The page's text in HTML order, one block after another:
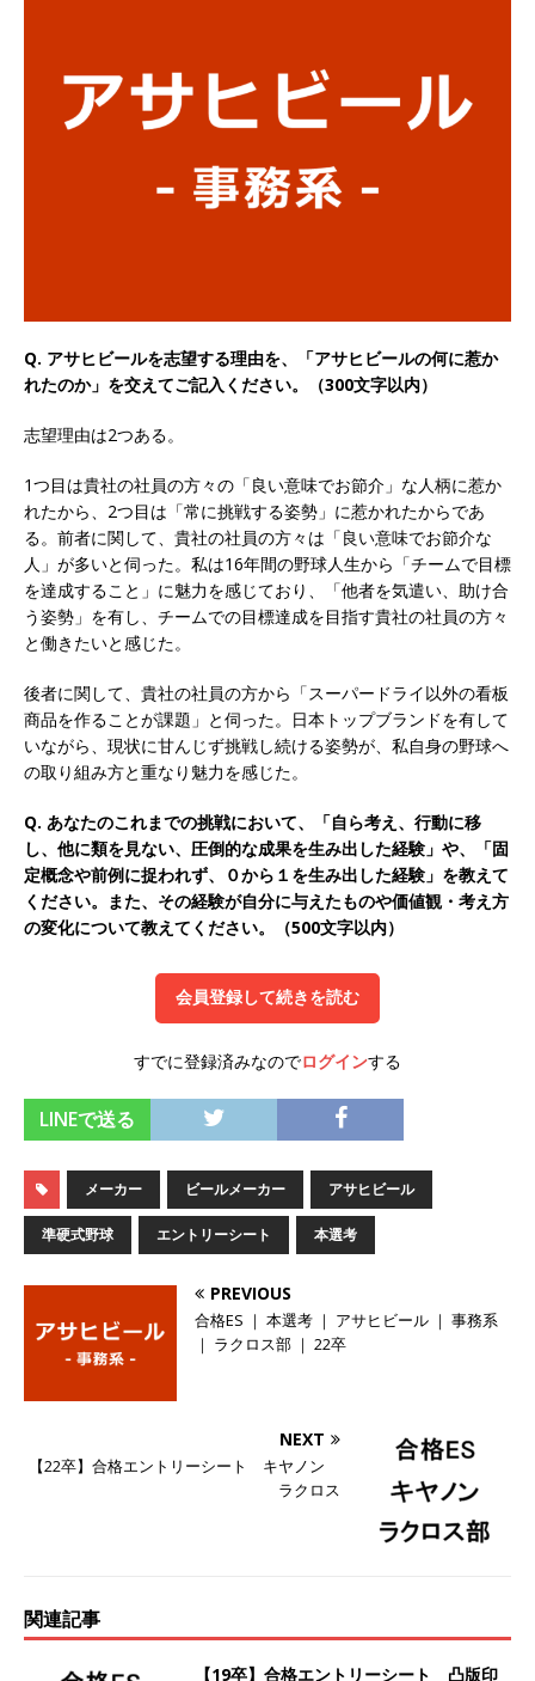
メーカー ｜ 9期連続の最高益・11期連続の10%
以上営業増益を達成 ｜ プライム上場 ｜ カプコン
[ 2026年5月15日 ] 【 28卒 ｜ 早期選考直結型の
体育会積極採用企業
[ 2026年5月15日 ]
【 28卒 ｜ インターンシップ
グループ企業 ｜ 日本トップレベルの企業へ幅広
いコンサルを行う ｜ スタートアップの成長性×
大手グループとしての安定性バツグン ｜ 年収
500万スタート ｜ 土日祝休み ｜ 東京勤務 ｜ ク
業
[ 2026年5月14日 ] 【 28卒 ｜ ES自動合格!! 】選
考直結説明会｜文理不問 ｜ 世界中のシェア約
レフ大手メーカー全てと取引する国内トップシェ
アのマグネシウム部品製造メーカー ｜ 賞与前年
度実績6.5ヵ月・平均6ヶ月以上 ｜ ミツワ電機工
[ 2026年5月14日 ] 【 28卒 ｜ 書類選考自動合
とも取引多数!! ｜ 30歳までは個人の成績に関わ
らず昇給を約束 ｜ ソーゴー
体育会積極採用
企業
[ 2026年5月14日 ] 【 28卒 】 NTTドコモグルー
プと電通グループの傘下 ｜ 初任給40万 ｜ 人よ
り速く、高い成長を求める人には超魅力的な挑戦
[ 2026年5月14日 ] 【 28卒 ｜ 体験型インターン
シップ 】スタンダード上場 ｜ 業界No.1 企業医
Q. アサヒビールを志望する理由を、「アサヒビールの何に惹か
れたのか」を交えてご記入ください。（300文字以内）
志望理由は2つある。
1つ目は貴社の社員の方々の「良い意味でお節介」な人柄に惹か
れたから、2つ目は「常に挑戦する姿勢」に惹かれたからであ
る。前者に関して、貴社の社員の方々は「良い意味でお節介な
人」が多いと伺った。私は16年間の野球人生から「チームで目標
を達成すること」に魅力を感じており、「他者を気遣い、助け合
う姿勢」を有し、チームでの目標達成を目指す貴社の社員の方々
と働きたいと感じた。
後者に関して、貴社の社員の方から「スーパードライ以外の看板
商品を作ることが課題」と伺った。日本トップブランドを有して
いながら、現状に甘んじず挑戦し続ける姿勢が、私自身の野球へ
の取り組み方と重なり魅力を感じた。
Q. あなたのこれまでの挑戦において、「自ら考え、行動に移
し、他に類を見ない、圧倒的な成果を生み出した経験」や、「固
定概念や前例に捉われず、０から１を生み出した経験」を教えて
ください。また、その経験が自分に与えたものや価値観・考え方
の変化について教えてください。（500文字以内）
会員登録して続きを読む
すでに登録済みなのでログインする
LINEで送る
メーカー ビールメーカー アサヒビール
準硬式野球 エントリーシート 本選考
PREVIOUS
合格ES ｜ 本選考 ｜ アサヒビール ｜ 事務系
｜ ラクロス部 ｜ 22卒
NEXT
【22卒】合格エントリーシート キヤノン
ラクロス
関連記事
【19卒】合格エントリーシート 凸版印